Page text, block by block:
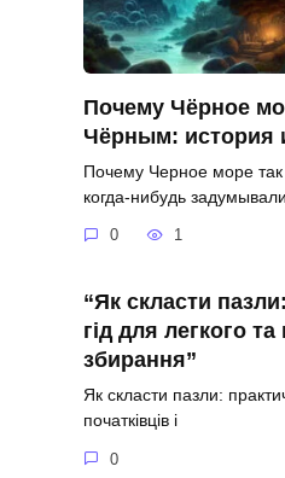
Почему Чёрное
Чёрным: история
Почему Черное море
когда-нибудь
0 1
“Як скласти
гід для легкого та
збирання”
Як скласти пазли:
початківців і
0